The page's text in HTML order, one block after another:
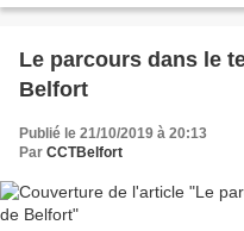
Le parcours dans le
Belfort
Publié le 21/10/2019 à 20:13
Par CCTBelfort